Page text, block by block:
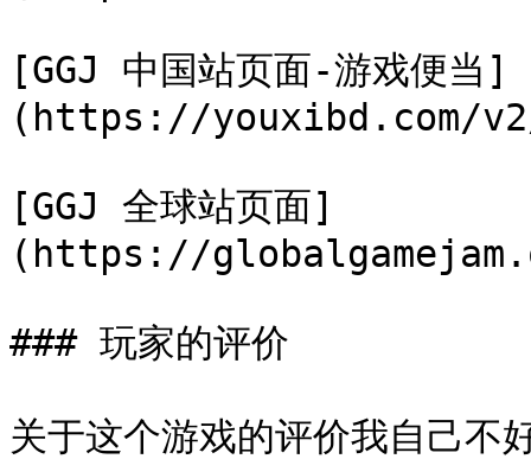
[GGJ 中国站页面-游戏便当]
(https://youxibd.com/
[GGJ 全球站页面]
(https://
### 玩家的评价
关于这个游戏的评价我自己不